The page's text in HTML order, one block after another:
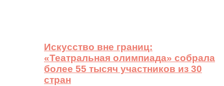
Искусство вне границ:
«Театральная олимпиада» собрала
более 55 тысяч участников из 30
стран